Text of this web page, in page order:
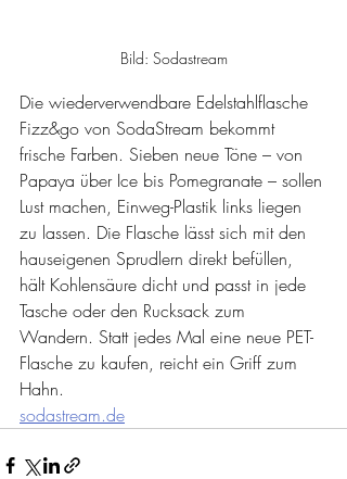
Bild: Sodastream
Die wiederverwendbare Edelstahlflasche
Fizz&go von SodaStream bekommt
frische Farben. Sieben neue Töne – von
Papaya über Ice bis Pomegranate – sollen
Lust machen, Einweg-Plastik links liegen
zu lassen. Die Flasche lässt sich mit den
hauseigenen Sprudlern direkt befüllen,
hält Kohlensäure dicht und passt in jede
Tasche oder den Rucksack zum
Wandern. Statt jedes Mal eine neue PET-
Flasche zu kaufen, reicht ein Griff zum
Hahn.
sodastream.de